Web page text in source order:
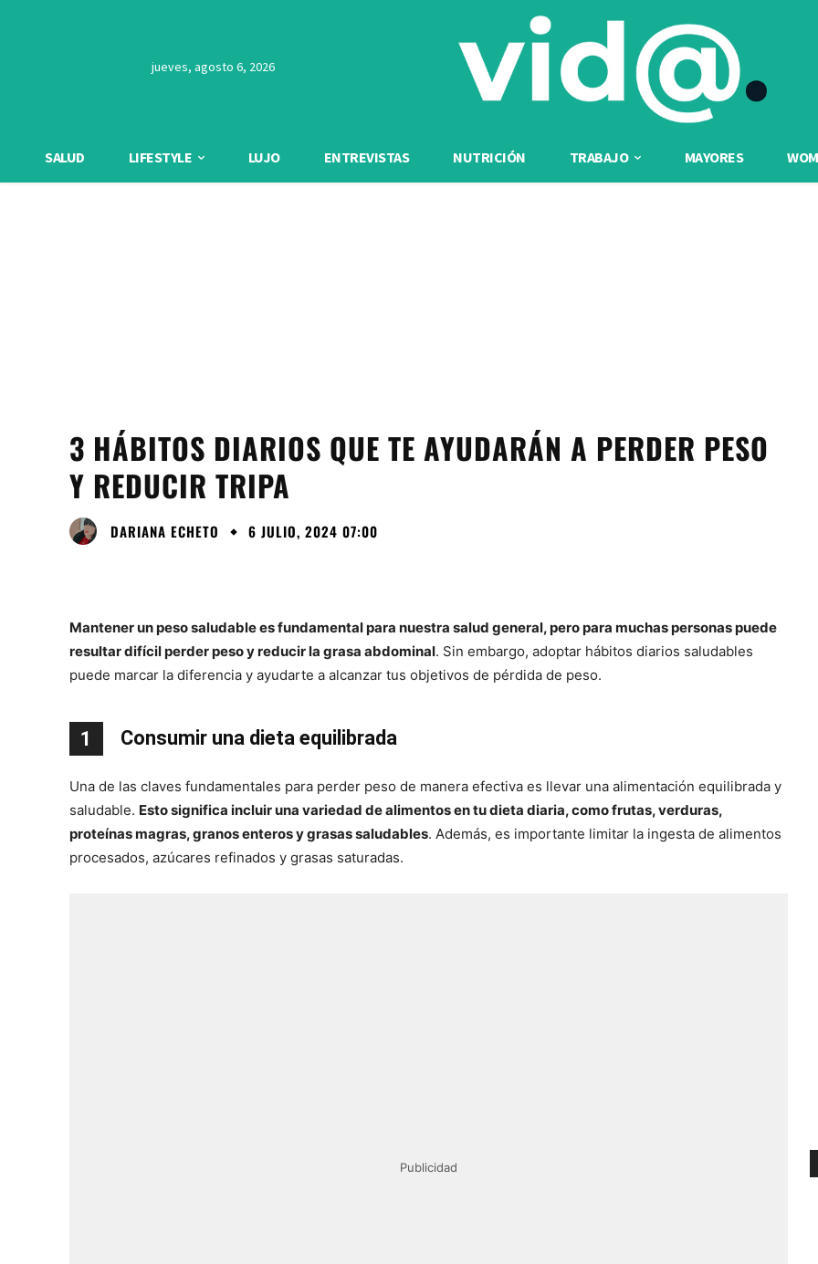
jueves, agosto 6, 2026
SALUD LIFESTYLE LUJO ENTREVISTAS NUTRICIÓN TRABAJO MAYORES
3 HÁBITOS DIARIOS QUE TE AYUDARÁN A PERDER PESO
Y REDUCIR TRIPA
DARIANA ECHETO 6 JULIO, 2024 07:00
Mantener un peso saludable es fundamental para nuestra salud general, pero para muchas personas puede
resultar difícil perder peso y reducir la grasa abdominal. Sin embargo, adoptar hábitos diarios saludables
puede marcar la diferencia y ayudarte a alcanzar tus objetivos de pérdida de peso.
1 Consumir una dieta equilibrada
Una de las claves fundamentales para perder peso de manera efectiva es llevar una alimentación equilibrada y
saludable. Esto significa incluir una variedad de alimentos en tu dieta diaria, como frutas, verduras,
proteínas magras, granos enteros y grasas saludables. Además, es importante limitar la ingesta de alimentos
procesados, azúcares refinados y grasas saturadas.
Publicidad